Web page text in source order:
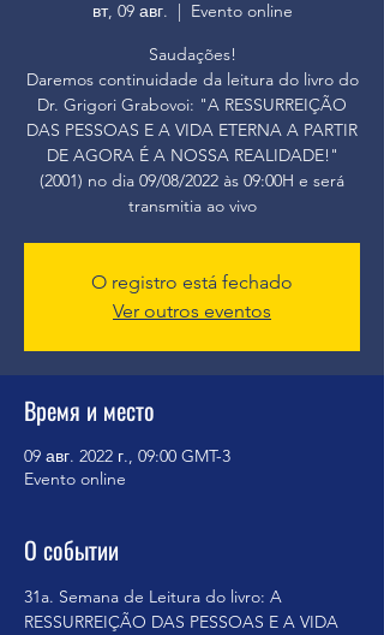
вт, 09 авг.
  |
Evento online
Saudações!
Daremos continuidade da leitura do livro do
Dr. Grigori Grabovoi: "A RESSURREIÇÃO
DAS PESSOAS E A VIDA ETERNA A PARTIR
DE AGORA É A NOSSA REALIDADE!"
(2001) no dia 09/08/2022 às 09:00H e será
transmitia ao vivo
O registro está fechado
Ver outros eventos
Время и место
09 авг. 2022 г., 09:00 GMT-3
Evento online
О событии
31a. Semana de Leitura do livro: A
RESSURREIÇÃO DAS PESSOAS E A VIDA